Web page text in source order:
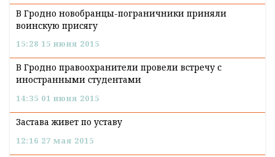
В Гродно новобранцы-пограничники приняли
воинскую присягу
15:28 15 июня 2015
В Гродно правоохранители провели встречу с
иностранными студентами
14:35 01 июня 2015
Застава живет по уставу
12:16 27 мая 2015